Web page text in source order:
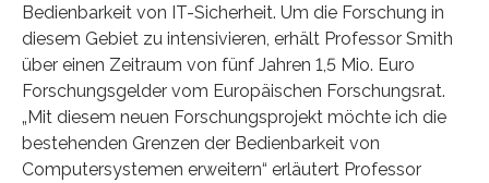
Bedienbarkeit von IT-Sicherheit. Um die Forschung in
diesem Gebiet zu intensivieren, erhält Professor Smith
über einen Zeitraum von fünf Jahren 1,5 Mio. Euro
Forschungsgelder vom Europäischen Forschungsrat.
„Mit diesem neuen Forschungsprojekt möchte ich die
bestehenden Grenzen der Bedienbarkeit von
Computersystemen erweitern“ erläutert Professor